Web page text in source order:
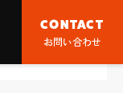
CONTACT
お問い合わせ